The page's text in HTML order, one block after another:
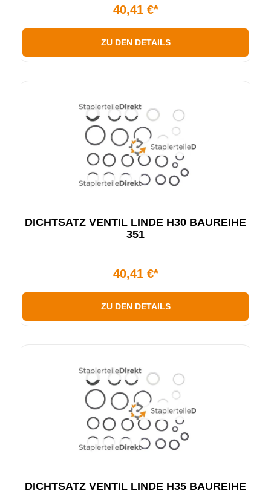
40,41 €*
ZU DEN DETAILS
DICHTSATZ VENTIL LINDE H30 BAUREIHE
351
40,41 €*
ZU DEN DETAILS
DICHTSATZ VENTIL LINDE H35 BAUREIHE